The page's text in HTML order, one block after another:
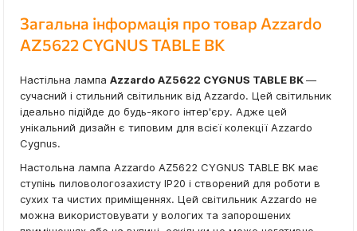
Загальна інформація про товар Azzardo
AZ5622 CYGNUS TABLE BK
Настільна лампа Azzardo AZ5622 CYGNUS TABLE BK—
сучасний і стильний світильник від Azzardo. Цей світильник
ідеально підійде до будь-якого інтер'єру. Адже цей
унікальний дизайн є типовим для всієї колекції Azzardo
Cygnus.
Настольна лампа Azzardo AZ5622 CYGNUS TABLE BK має
ступінь пиловологозахисту IP20 і створений для роботи в
сухих та чистих приміщеннях. Цей світильник Azzardo не
можна використовувати у вологих та запорошених